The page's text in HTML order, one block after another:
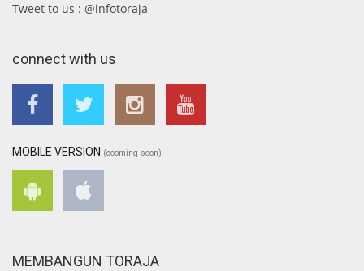
Tweet to us : @infotoraja
connect with us
MOBILE VERSION (cooming soon)
MEMBANGUN TORAJA